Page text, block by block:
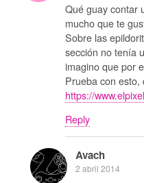
Qué guay contar
mucho que te
Sobre las
sección no tenía
imagino que por
Prueba con esto,
https://
Reply
Avach
2 abril 2014